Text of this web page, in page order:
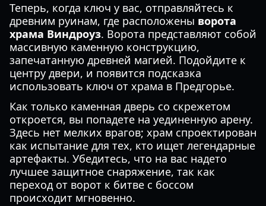
Теперь, когда ключ у вас, отправляйтесь к
древним руинам, где расположены ворота
храма Виндроуз. Ворота представляют собой
массивную каменную конструкцию,
запечатанную древней магией. Подойдите к
центру двери, и появится подсказка
использовать ключ от храма в Предгорье.
Как только каменная дверь со скрежетом
откроется, вы попадете на уединенную арену.
Здесь нет мелких врагов; храм спроектирован
как испытание для тех, кто ищет легендарные
артефакты. Убедитесь, что на вас надето
лучшее защитное снаряжение, так как
переход от ворот к битве с боссом
происходит мгновенно.